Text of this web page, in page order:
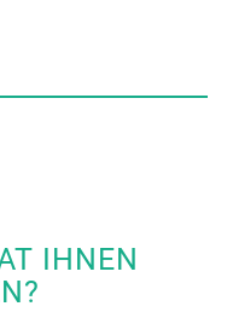
IHNEN